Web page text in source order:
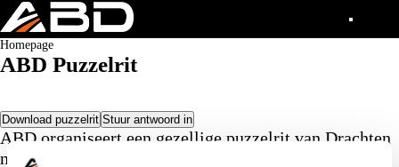
Homepage
ABD Puzzelrit
Download puzzelrit Stuur antwoord in
ABD organiseert een gezellige puzzelrit van Drachten
naar het iconische TT Circuit in Assen. Een